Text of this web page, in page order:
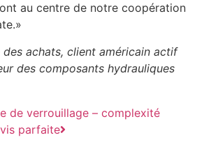
au centre de notre coopération
des achats, client américain actif
des composants hydrauliques
de verrouillage – complexité
parfaite